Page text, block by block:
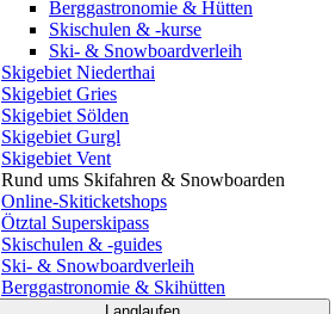
Berggastronomie & Hütten
Skischulen & -kurse
Ski- & Snowboardverleih
Skigebiet Niederthai
Skigebiet Gries
Skigebiet Sölden
Skigebiet Gurgl
Skigebiet Vent
Rund ums Skifahren & Snowboarden
Online-Skiticketshops
Ötztal Superskipass
Skischulen & -guides
Ski- & Snowboardverleih
Berggastronomie & Skihütten